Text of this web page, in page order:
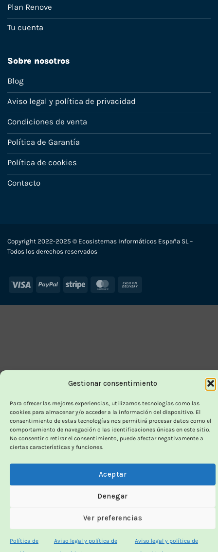
Gestionar consentimiento
Para ofrecer las mejores experiencias, utilizamos tecnologías como las
cookies para almacenar y/o acceder a la información del dispositivo. El
consentimiento de estas tecnologías nos permitirá procesar datos como el
comportamiento de navegación o las identificaciones únicas en este sitio.
No consentir o retirar el consentimiento, puede afectar negativamente a
ciertas características y funciones.
Aceptar
Denegar
Ver preferencias
Política de
Aviso legal y política de
Aviso legal y política de
Plan Renove
Tu cuenta
Sobre nosotros
Blog
Aviso legal y política de privacidad
Condiciones de venta
Política de Garantía
Política de cookies
Contacto
Copyright 2022-2025 © Ecosistemas Informáticos España SL –
Todos los derechos reservados
Visa PayPal Stripe MasterCard